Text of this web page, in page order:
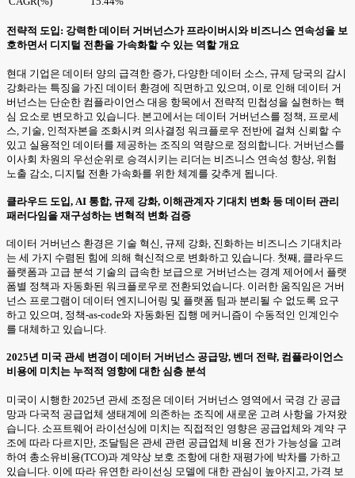
전략적 도입: 강력한 데이터 거버넌스가 프라이버시와 비즈니스 연속성을 보
호하면서 디지털 전환을 가속화할 수 있는 역할 개요
현대 기업은 데이터 양의 급격한 증가, 다양한 데이터 소스, 규제 당국의 감시
강화라는 특징을 가진 데이터 환경에 직면하고 있으며, 이로 인해 데이터 거
버넌스는 단순한 컴플라이언스 대응 항목에서 전략적 민첩성을 실현하는 핵
심 요소로 변모하고 있습니다. 본고에서는 데이터 거버넌스를 정책, 프로세
스, 기술, 인적자본을 조화시켜 의사결정 워크플로우 전반에 걸쳐 신뢰할 수
있고 실용적인 데이터를 제공하는 조직의 역량으로 정의합니다. 거버넌스를
이사회 차원의 우선순위로 승격시키는 리더는 비즈니스 연속성 향상, 위험
노출 감소, 디지털 전환 가속화를 위한 체계를 갖추게 됩니다.
클라우드 도입, AI 통합, 규제 강화, 이해관계자 기대치 변화 등 데이터 관리
패러다임을 재구성하는 변혁적 변화 검증
데이터 거버넌스 환경은 기술 혁신, 규제 강화, 진화하는 비즈니스 기대치라
는 세 가지 수렴된 힘에 의해 혁신적으로 변화하고 있습니다. 첫째, 클라우드
플랫폼과 고급 분석 기술의 급속한 보급으로 거버넌스는 경계 제어에서 플랫
폼별 정책과 자동화된 워크플로우로 전환되었습니다. 이러한 움직임은 거버
넌스 프로그램이 데이터 엔지니어링 및 플랫폼 팀과 분리될 수 없도록 요구
하고 있으며, 정책-as-code와 자동화된 집행 메커니즘이 수동적인 인계인수
를 대체하고 있습니다.
2025년 미국 관세 변경이 데이터 거버넌스 공급망, 벤더 전략, 컴플라이언스
비용에 미치는 누적적 영향에 대한 심층 분석
미국이 시행한 2025년 관세 조정은 데이터 거버넌스 영역에서 국경 간 공급
망과 다국적 공급업체 생태계에 의존하는 조직에 새로운 고려 사항을 가져왔
습니다. 소프트웨어 라이선싱에 미치는 직접적인 영향은 공급업체와 계약 구
조에 따라 다르지만, 조달팀은 관세 관련 공급업체 비용 전가 가능성을 고려
하여 총소유비용(TCO)과 계약상 보호 조항에 대한 재평가에 박차를 가하고
있습니다. 이에 따라 유연한 라이선싱 모델에 대한 관심이 높아지고, 가격 보